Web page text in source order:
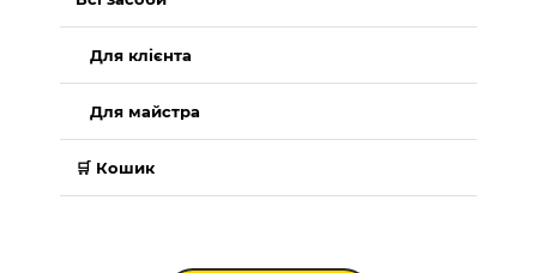
Для клієнта
Для майстра
🛒 Кошик